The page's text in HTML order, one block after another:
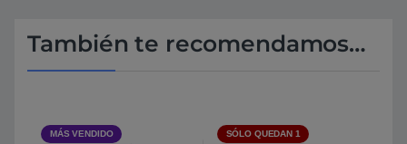
También te recomendamos…
MÁS VENDIDO SÓLO QUEDAN 1